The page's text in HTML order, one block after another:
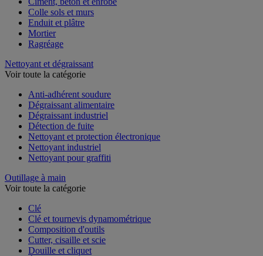
Colle sols et murs
Enduit et plâtre
Mortier
Ragréage
Nettoyant et dégraissant
Voir toute la catégorie
Anti-adhérent soudure
Dégraissant alimentaire
Dégraissant industriel
Détection de fuite
Nettoyant et protection électronique
Nettoyant industriel
Nettoyant pour graffiti
Outillage à main
Voir toute la catégorie
Clé
Clé et tournevis dynamométrique
Composition d'outils
Cutter, cisaille et scie
Douille et cliquet